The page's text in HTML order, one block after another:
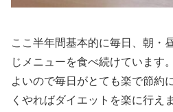
ここ半年間基本的に毎日、朝・
じメニューを食べ続けています
よいので毎日がとても楽で節約
くやればダイエットを楽に行え